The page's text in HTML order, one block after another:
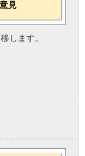
見
します。